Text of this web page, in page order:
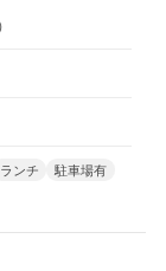
ランチ
駐車場有